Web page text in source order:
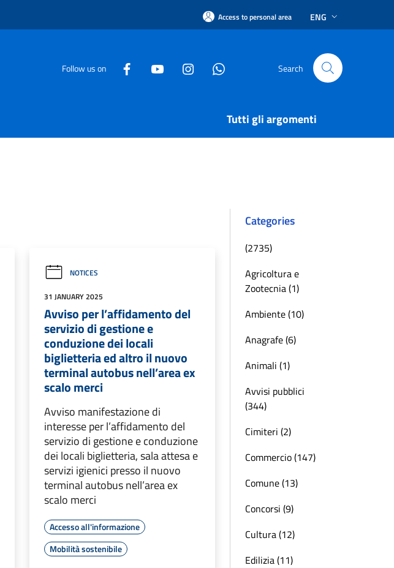
Access to personal area ENG
Follow us on Search
Tutti gli argomenti
NOTICES
31 JANUARY 2025
Avviso per l’affidamento del
servizio di gestione e
conduzione dei locali
biglietteria ed altro il nuovo
terminal autobus nell’area ex
scalo merci
Avviso manifestazione di
interesse per l’affidamento del
servizio di gestione e conduzione
dei locali biglietteria, sala attesa e
servizi igienici presso il nuovo
terminal autobus nell’area ex
scalo merci
Accesso all'informazione
Mobilità sostenibile
Categories
(2735)
Agricoltura e
Zootecnia (1)
Ambiente (10)
Anagrafe (6)
Animali (1)
Avvisi pubblici
(344)
Cimiteri (2)
Commercio (147)
Comune (13)
Concorsi (9)
Cultura (12)
Edilizia (11)